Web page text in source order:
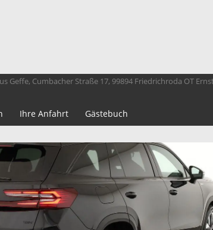
Geffe, Cumbacher Straße 17, 99894 Friedrichroda OT
Ihre Anfahrt Gästebuch